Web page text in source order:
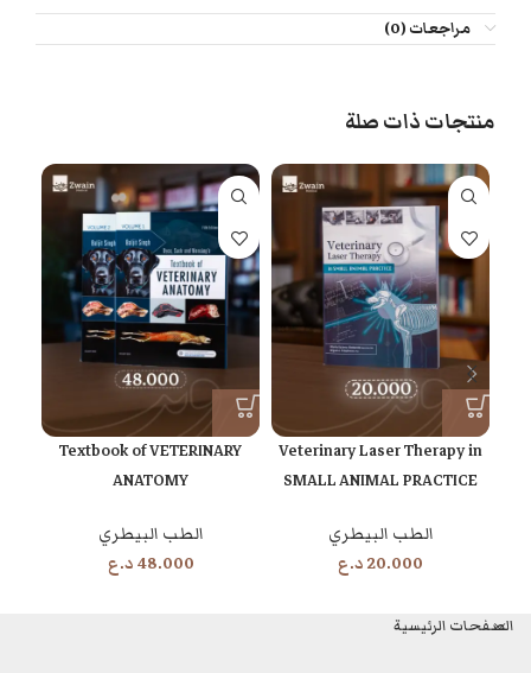
مراجعات (0)
منتجات ذات صلة
Veterinary Laser Therapy in
SMALL ANIMAL PRACTICE
الطب البيطري
20.000د.ع
Textbook of VETERINARY
ANATOMY
الطب البيطري
48.000د.ع
الصفحات الرئيسية